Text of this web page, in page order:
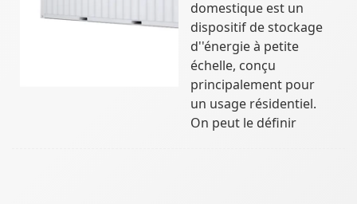
domestique est un
dispositif de stockage
d''énergie à petite
échelle, conçu
principalement pour
un usage résidentiel.
On peut le définir